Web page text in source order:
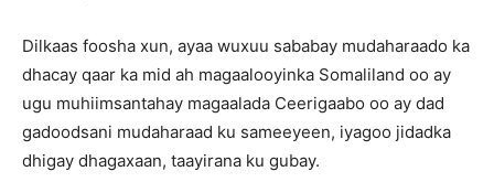
Dilkaas foosha xun, ayaa wuxuu sababay mudaharaado ka
dhacay qaar ka mid ah magaalooyinka Somaliland oo ay
ugu muhiimsantahay magaalada Ceerigaabo oo ay dad
gadoodsani mudaharaad ku sameeyeen, iyagoo jidadka
dhigay dhagaxaan, taayirana ku gubay.